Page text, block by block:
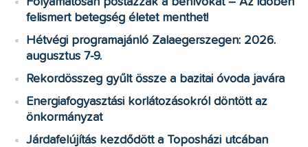
felismert betegség életet menthet!
Hétvégi programajánló Zalaegerszegen: 2026.
augusztus 7-9.
Rekordösszeg gyűlt össze a bazitai óvoda javára
Energiafogyasztási korlátozásokról döntött az
önkormányzat
Járdafelújítás kezdődött a Toposházi utcában